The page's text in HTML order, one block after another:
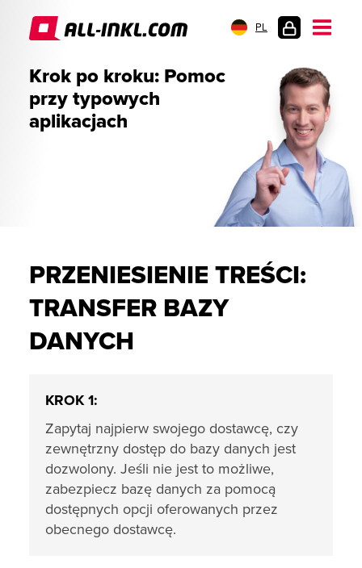
PL
Krok po kroku: Pomoc
przy typowych
aplikacjach
PRZENIESIENIE TREŚCI:
TRANSFER BAZY
DANYCH
KROK 1:
Zapytaj najpierw swojego dostawcę, czy
zewnętrzny dostęp do bazy danych jest
dozwolony. Jeśli nie jest to możliwe,
zabezpiecz bazę danych za pomocą
dostępnych opcji oferowanych przez
obecnego dostawcę.